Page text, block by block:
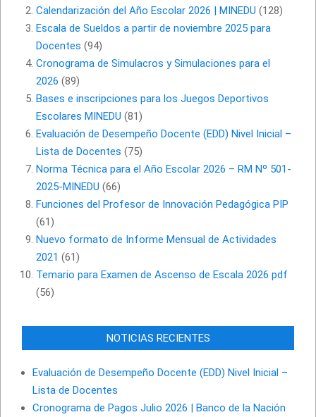
Calendarización del Año Escolar 2026 | MINEDU (128)
Escala de Sueldos a partir de noviembre 2025 para
Docentes (94)
Cronograma de Simulacros y Simulaciones para el
2026 (89)
Bases e inscripciones para los Juegos Deportivos
Escolares MINEDU (81)
Evaluación de Desempeño Docente (EDD) Nivel Inicial –
Lista de Docentes (75)
Norma Técnica para el Año Escolar 2026 – RM Nº 501-
2025-MINEDU (66)
Funciones del Profesor de Innovación Pedagógica PIP
(61)
Nuevo formato de Informe Mensual de Actividades
2021 (61)
Temario para Examen de Ascenso de Escala 2026 pdf
(56)
NOTICIAS RECIENTES
Evaluación de Desempeño Docente (EDD) Nivel Inicial –
Lista de Docentes
Cronograma de Pagos Julio 2026 | Banco de la Nación